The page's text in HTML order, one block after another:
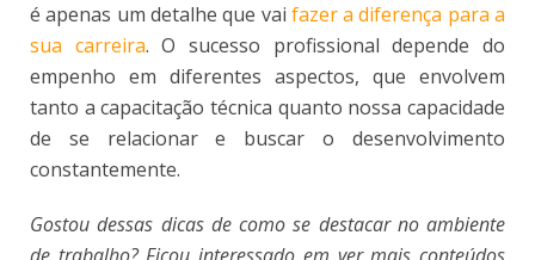
é apenas um detalhe que vai fazer a diferença para a
sua carreira. O sucesso profissional depende do
empenho em diferentes aspectos, que envolvem
tanto a capacitação técnica quanto nossa capacidade
de se relacionar e buscar o desenvolvimento
constantemente.
Gostou dessas dicas de como se destacar no ambiente